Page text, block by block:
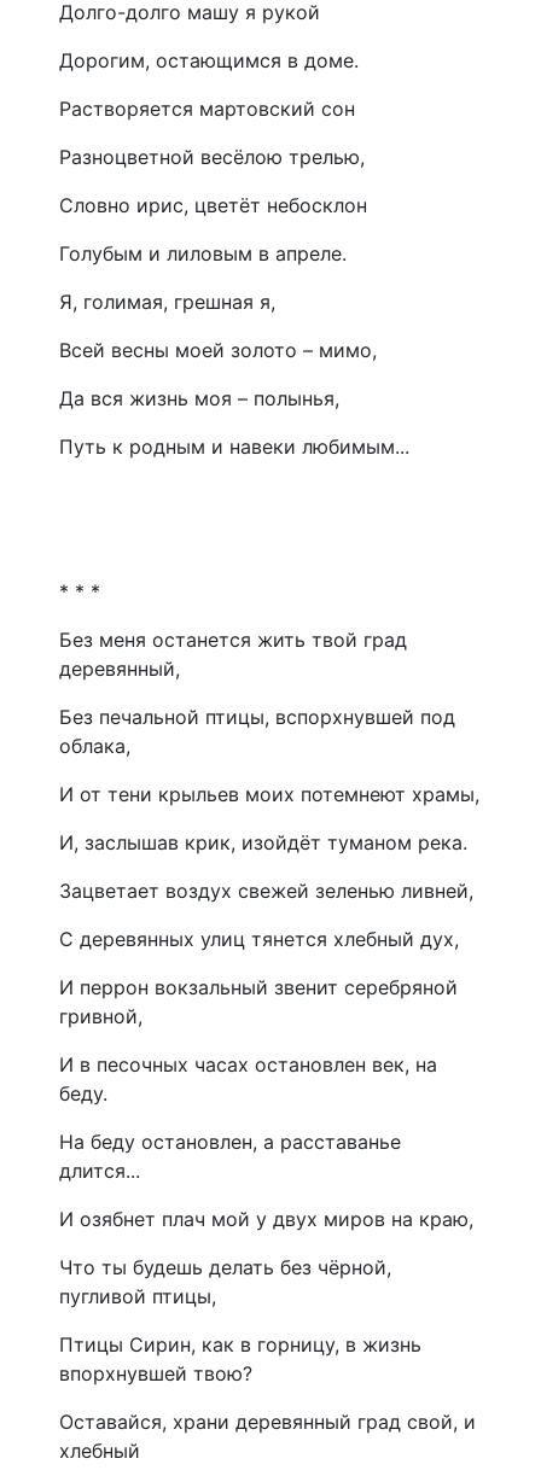
Долго-долго машу я рукой
Дорогим, остающимся в доме.
Растворяется мартовский сон
Разноцветной весёлою трелью,
Словно ирис, цветёт небосклон
Голубым и лиловым в апреле.
Я, голимая, грешная я,
Всей весны моей золото – мимо,
Да вся жизнь моя – полынья,
Путь к родным и навеки любимым...
* * *
Без меня останется жить твой град
деревянный,
Без печальной птицы, вспорхнувшей под
облака,
И от тени крыльев моих потемнеют храмы,
И, заслышав крик, изойдёт туманом река.
Зацветает воздух свежей зеленью ливней,
С деревянных улиц тянется хлебный дух,
И перрон вокзальный звенит серебряной
гривной,
И в песочных часах остановлен век, на
беду.
На беду остановлен, а расставанье
длится...
И озябнет плач мой у двух миров на краю,
Что ты будешь делать без чёрной,
пугливой птицы,
Птицы Сирин, как в горницу, в жизнь
впорхнувшей твою?
Оставайся, храни деревянный град свой, и
хлебный